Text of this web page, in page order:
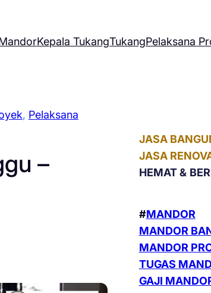
Kepala TukangTukangPelaksana
, Pelaksana
–
JASA
JASA
HEMAT &
#MANDOR
MANDOR
MANDOR
TUGAS
GAJI